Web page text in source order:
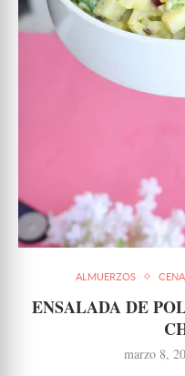
ALMUERZOS
ENSALADA DE
marzo 8,